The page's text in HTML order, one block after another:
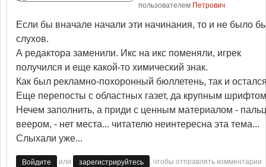
пользователем Петрович
Если бы вначале начали эти начинания, то и не было
слухов.
А редактора заменили. Икс на икс поменяли, игрек
получился и еще какой-то химический знак.
Как был рекламно-похоронный бюллетень, так и
Еще перепосты с областных газет, да крупным
Нечем заполнить, а приди с ценным материалом -
веером, - нет места... читателю неинтересна эта тема...
Слыхали уже...
Войдите или зарегистрируйтесь , чтобы отправлять комментарии